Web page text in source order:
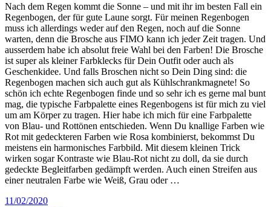
Nach dem Regen kommt die Sonne – und mit ihr im besten Fall ein
Regenbogen, der für gute Laune sorgt. Für meinen Regenbogen
muss ich allerdings weder auf den Regen, noch auf die Sonne
warten, denn die Brosche aus FIMO kann ich jeder Zeit tragen. Und
ausserdem habe ich absolut freie Wahl bei den Farben! Die Brosche
ist super als kleiner Farbklecks für Dein Outfit oder auch als
Geschenkidee. Und falls Broschen nicht so Dein Ding sind: die
Regenbogen machen sich auch gut als Kühlschrankmagnete! So
schön ich echte Regenbogen finde und so sehr ich es gerne mal bunt
mag, die typische Farbpalette eines Regenbogens ist für mich zu viel
um am Körper zu tragen. Hier habe ich mich für eine Farbpalette
von Blau- und Rottönen entschieden. Wenn Du knallige Farben wie
Rot mit gedeckteren Farben wie Rosa kombinierst, bekommst Du
meistens ein harmonisches Farbbild. Mit diesem kleinen Trick
wirken sogar Kontraste wie Blau-Rot nicht zu doll, da sie durch
gedeckte Begleitfarben gedämpft werden. Auch einen Streifen aus
einer neutralen Farbe wie Weiß, Grau oder …
11/02/2020